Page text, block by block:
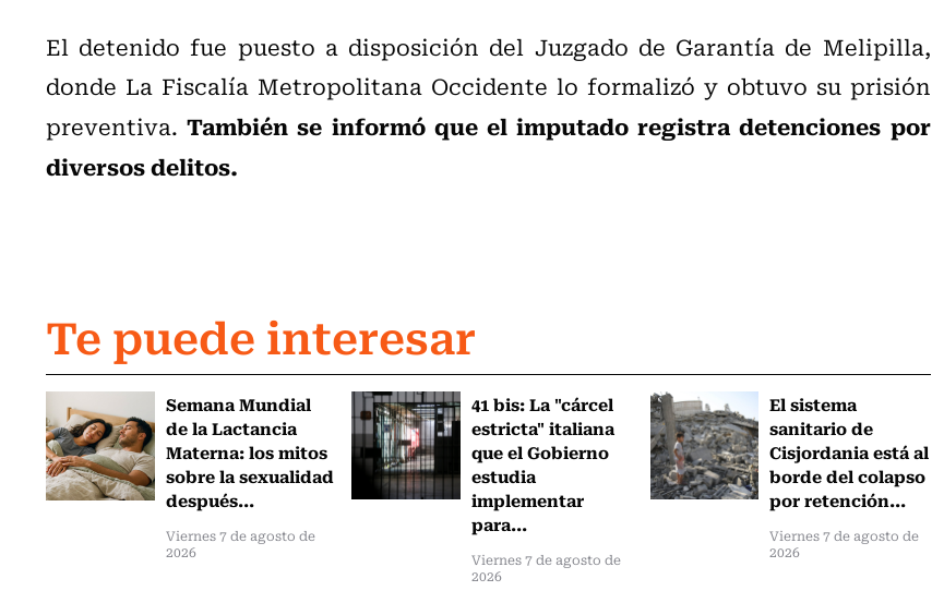
El detenido fue puesto a disposición del Juzgado de Garantía de Melipilla,
donde La Fiscalía Metropolitana Occidente lo formalizó y obtuvo su prisión
preventiva.También se informó que el imputado registra detenciones por
diversos delitos.
Te puede interesar
Semana Mundial
de la Lactancia
Materna: los mitos
sobre la sexualidad
después...
Viernes 7 de agosto de
2026
41 bis: La "cárcel
estricta" italiana
que el Gobierno
estudia
implementar
para...
Viernes 7 de agosto de
2026
El sistema
sanitario de
Cisjordania está al
borde del colapso
por retención...
Viernes 7 de agosto de
2026